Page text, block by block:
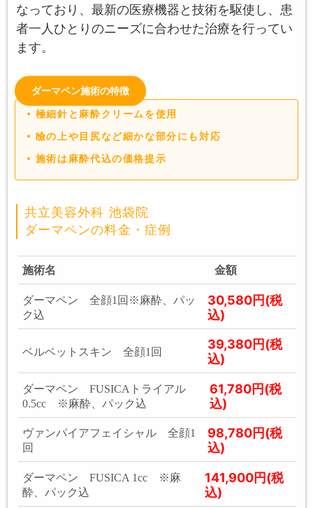
なっており、最新の医療機器と技術を駆使し、患
者一人ひとりのニーズに合わせた治療を行ってい
ます。
ダーマペン施術の特徴
極細針と麻酔クリームを使用
瞼の上や目尻など細かな部分にも対応
施術は麻酔代込の価格提示
共立美容外科 池袋院
ダーマペンの料金・症例
施術名 金額
ダーマペン 全顔1回※麻酔、パッ
ク込
30,580円(税
込)
ベルベットスキン 全顔1回
39,380円(税
込)
ダーマペン FUSICAトライアル
0.5cc ※麻酔、パック込
61,780円(税
込)
ヴァンパイアフェイシャル 全顔1
回
98,780円(税
込)
ダーマペン FUSICA 1cc ※麻
酔、パック込
141,900円(税
込)